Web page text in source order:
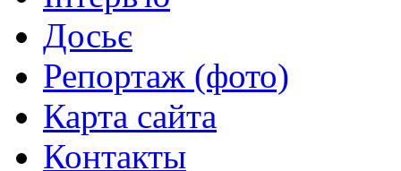
Досьє
Репортаж (фото)
Карта сайта
Контакты